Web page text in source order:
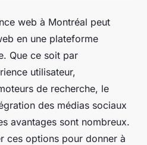
web à Montréal peut
en une plateforme
Que ce soit par
utilisateur,
de recherche, le
des médias sociaux
avantages sont nombreux.
ces options pour donner à